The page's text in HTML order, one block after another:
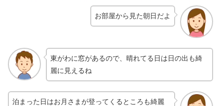
お部屋から見た朝日だよ
東がわに窓があるので、晴れてる日は日の出も綺
麗に見えるね
泊まった日はお月さまが登ってくるところも綺麗